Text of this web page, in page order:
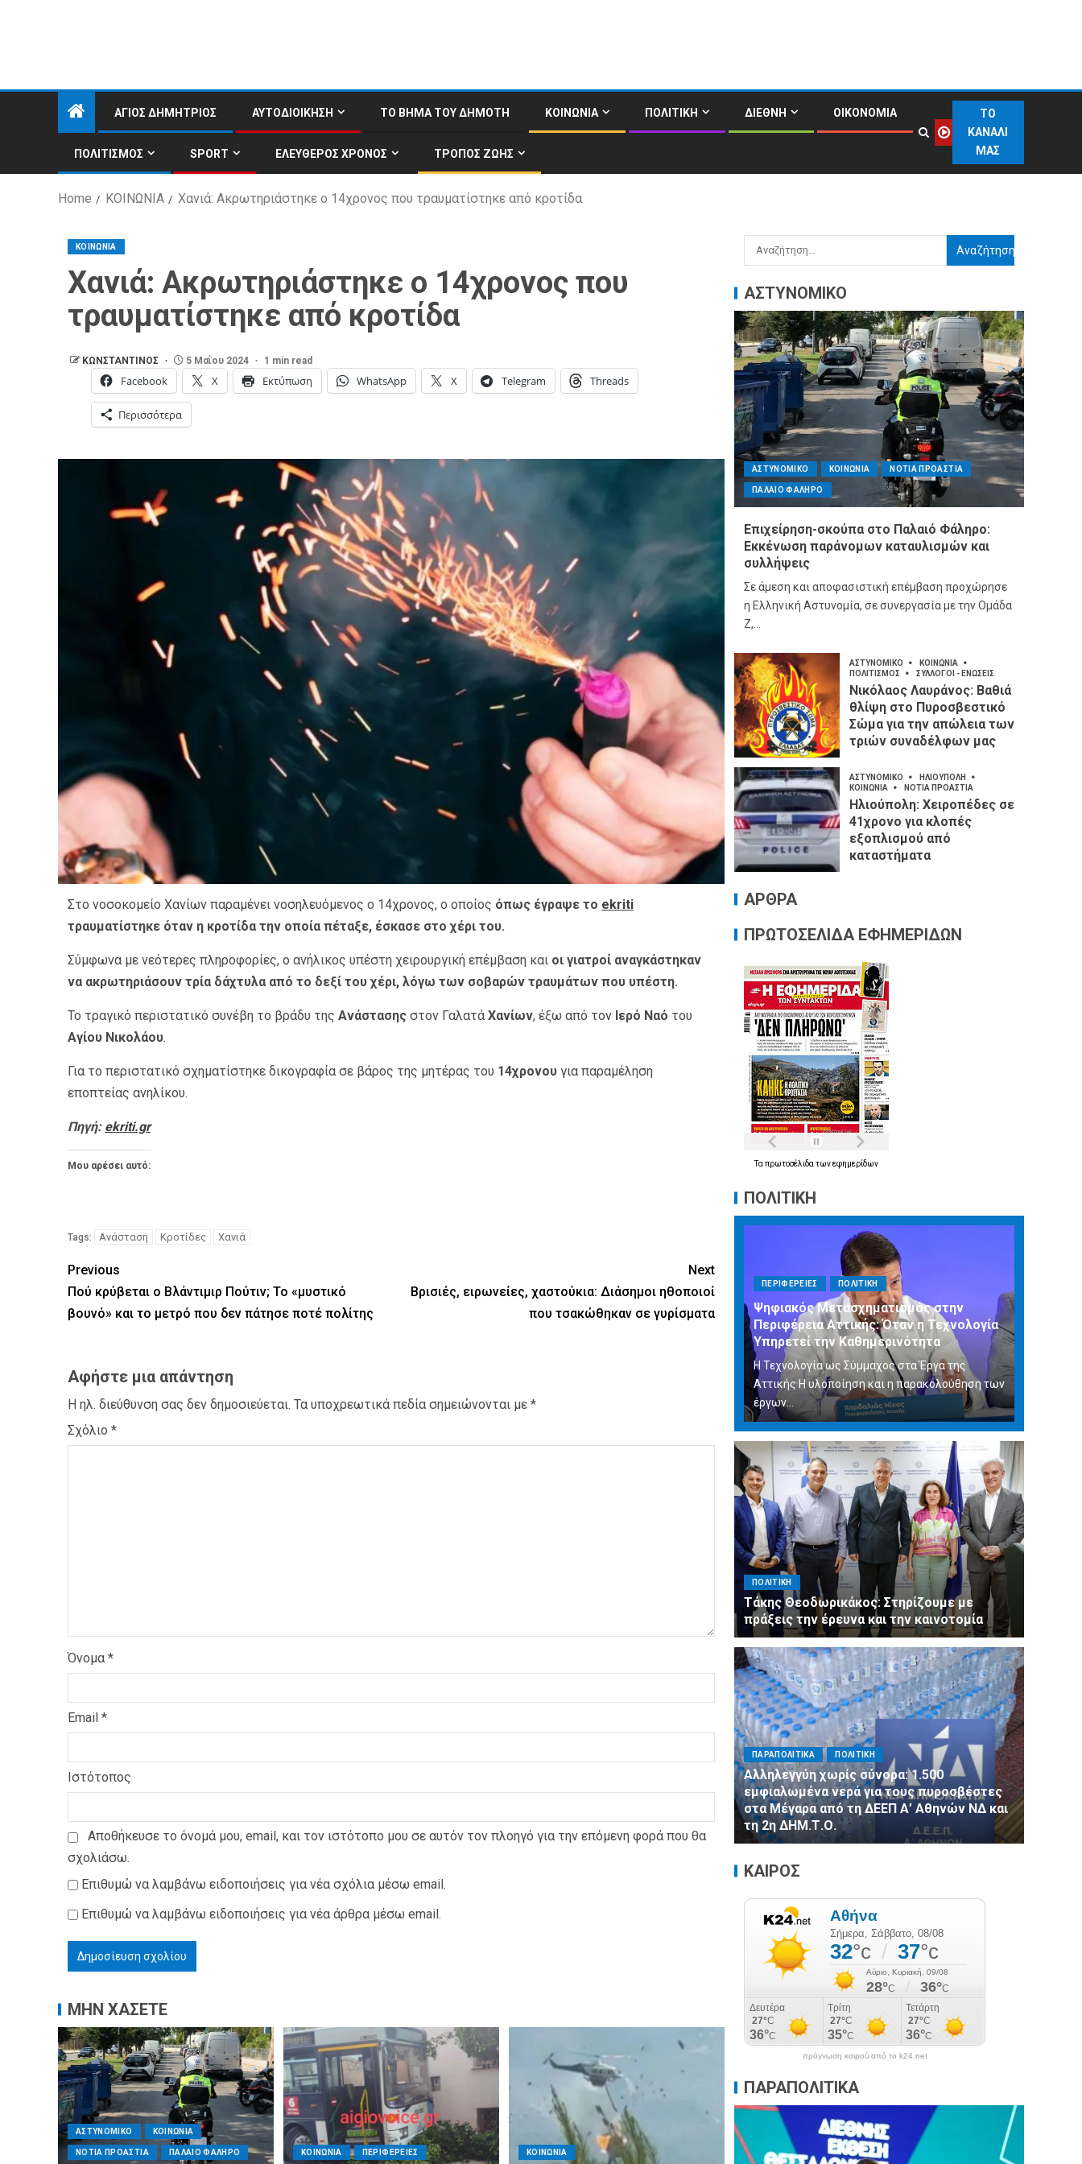
ΑΓΙΟΣ ΔΗΜΗΤΡΙΟΣ ΑΥΤΟΔΙΟΙΚΗΣΗ ΤΟ ΒΗΜΑ ΤΟΥ ΔΗΜΟΤΗ ΚΟΙΝΩΝΙΑ ΠΟΛΙΤΙΚΗ ΔΙΕΘΝΗ ΟΙΚΟΝΟΜΙΑ
ΠΟΛΙΤΙΣΜΟΣ SPORT ΕΛΕΥΘΕΡΟΣ ΧΡΟΝΟΣ ΤΡΟΠΟΣ ΖΩΗΣ
ΤΟ
ΚΑΝΑΛΙ
ΜΑΣ
Home ΚΟΙΝΩΝΙΑ Χανιά: Ακρωτηριάστηκε ο 14χρονος που τραυματίστηκε από κροτίδα
ΚΟΙΝΩΝΙΑ
Χανιά: Ακρωτηριάστηκε ο 14χρονος που
τραυματίστηκε από κροτίδα
ΚΩΝΣΤΑΝΤΙΝΟΣ 5 Μαΐου 2024 1 min read
Facebook X Εκτύπωση WhatsApp X Telegram Threads
Περισσότερα
Στο νοσοκομείο Χανίων παραμένει νοσηλευόμενος ο 14χρονος, ο οποίος όπως έγραψε το ekriti
τραυματίστηκε όταν η κροτίδα την οποία πέταξε, έσκασε στο χέρι του.
Σύμφωνα με νεότερες πληροφορίες, ο ανήλικος υπέστη χειρουργική επέμβαση και οι γιατροί αναγκάστηκαν
να ακρωτηριάσουν τρία δάχτυλα από το δεξί του χέρι, λόγω των σοβαρών τραυμάτων που υπέστη.
Το τραγικό περιστατικό συνέβη το βράδυ της Ανάστασης στον Γαλατά Χανίων, έξω από τον Ιερό Ναό του
Αγίου Νικολάου.
Για το περιστατικό σχηματίστηκε δικογραφία σε βάρος της μητέρας του 14χρονου για παραμέληση
εποπτείας ανηλίκου.
Πηγή: ekriti.gr
Μου αρέσει αυτό:
Tags: Ανάσταση Κροτίδες Χανιά
Previous
Πού κρύβεται ο Βλάντιμιρ Πούτιν; Το «μυστικό
βουνό» και το μετρό που δεν πάτησε ποτέ πολίτης
Next
Βρισιές, ειρωνείες, χαστούκια: Διάσημοι ηθοποιοί
που τσακώθηκαν σε γυρίσματα
Αφήστε μια απάντηση
Η ηλ. διεύθυνση σας δεν δημοσιεύεται. Τα υποχρεωτικά πεδία σημειώνονται με *
Σχόλιο *
Όνομα *
Email *
Ιστότοπος
Αποθήκευσε το όνομά μου, email, και τον ιστότοπο μου σε αυτόν τον πλοηγό για την επόμενη φορά που θα
σχολιάσω.
Επιθυμώ να λαμβάνω ειδοποιήσεις για νέα σχόλια μέσω email.
Επιθυμώ να λαμβάνω ειδοποιήσεις για νέα άρθρα μέσω email.
ΜΗΝ ΧΑΣΕΤΕ
ΑΣΤΥΝΟΜΙΚΟ ΚΟΙΝΩΝΙΑ
ΝΟΤΙΑ ΠΡΟΑΣΤΙΑ ΠΑΛΑΙΟ ΦΑΛΗΡΟ ΚΟΙΝΩΝΙΑ ΠΕΡΙΦΕΡΕΙΕΣ ΚΟΙΝΩΝΙΑ
ΑΣΤΥΝΟΜΙΚΟ
ΑΣΤΥΝΟΜΙΚΟ ΚΟΙΝΩΝΙΑ ΝΟΤΙΑ ΠΡΟΑΣΤΙΑ
ΠΑΛΑΙΟ ΦΑΛΗΡΟ
Επιχείρηση-σκούπα στο Παλαιό Φάληρο:
Εκκένωση παράνομων καταυλισμών και
συλλήψεις
Σε άμεση και αποφασιστική επέμβαση προχώρησε
η Ελληνική Αστυνομία, σε συνεργασία με την Ομάδα
Ζ,...
ΑΣΤΥΝΟΜΙΚΟ
ΚΟΙΝΩΝΙΑ
ΠΟΛΙΤΙΣΜΟΣ
ΣΥΛΛΟΓΟΙ - ΕΝΩΣΕΙΣ
Νικόλαος Λαυράνος: Βαθιά
θλίψη στο Πυροσβεστικό
Σώμα για την απώλεια των
τριών συναδέλφων μας
ΑΣΤΥΝΟΜΙΚΟ
ΗΛΙΟΥΠΟΛΗ
ΚΟΙΝΩΝΙΑ
ΝΟΤΙΑ ΠΡΟΑΣΤΙΑ
Ηλιούπολη: Χειροπέδες σε
41χρονο για κλοπές
εξοπλισμού από
καταστήματα
ΑΡΘΡΑ
ΠΡΩΤΟΣΕΛΙΔΑ ΕΦΗΜΕΡΙΔΩΝ
Τα πρωτοσέλιδα τωνεφημερίδων
ΠΟΛΙΤΙΚΗ
ΠΕΡΙΦΕΡΕΙΕΣ ΠΟΛΙΤΙΚΗ
Ψηφιακός Μετασχηματισμός στην
Περιφέρεια Αττικής: Όταν η Τεχνολογία
Υπηρετεί την Καθημερινότητα
Η Τεχνολογία ως Σύμμαχος στα Έργα της
Αττικής Η υλοποίηση και η παρακολούθηση των
έργων...
ΠΟΛΙΤΙΚΗ
Τάκης Θεοδωρικάκος: Στηρίζουμε με
πράξεις την έρευνα και την καινοτομία
ΠΑΡΑΠΟΛΙΤΙΚΑ ΠΟΛΙΤΙΚΗ
Αλληλεγγύη χωρίς σύνορα: 1.500
εμφιαλωμένα νερά για τους πυροσβέστες
στα Μέγαρα από τη ΔΕΕΠ Α’ Αθηνών ΝΔ και
τη 2η ΔΗΜ.Τ.Ο.
ΚΑΙΡΟΣ
πρόγνωση καιρού από το k24.net
ΠΑΡΑΠΟΛΙΤΙΚΑ